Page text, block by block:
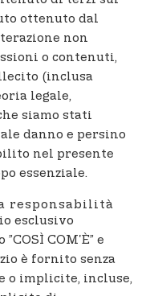
ottenuto dal
non
o contenuti,
(inclusa
legale,
siamo stati
danno e persino
nel presente
essenziale.
responsabilità
esclusivo
COM'È” e
è fornito senza
o implicite, incluse,